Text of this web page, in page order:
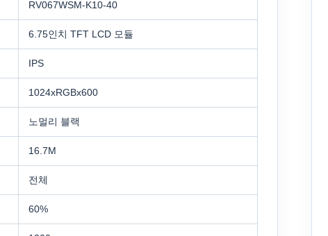
RV067WSM-K10-40
6.75인치 TFT LCD 모듈
IPS
1024xRGBx600
노멀리 블랙
16.7M
전체
60%